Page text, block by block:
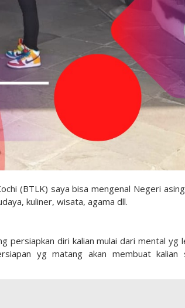
(BTLK) saya bisa mengenal Negeri
kuliner, wisata, agama dll.
persiapkan diri kalian mulai dari mental yg
yg matang akan membuat kalian